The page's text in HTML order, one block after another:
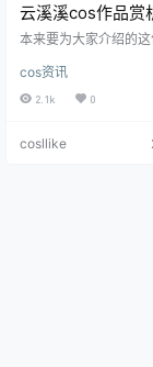
云溪溪cos作品赏
超赞的！
本来要为大家介绍的
溪的名字。是一位95年
的辣妹子，在求学阶段
她的形象出众，身材.
cos资讯
2.1k 0
cosllike